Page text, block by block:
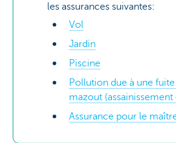
les assurances suivantes:
Vol
Jardin
Piscine
Pollution due à une
mazout (assainissement
Assurance pour le